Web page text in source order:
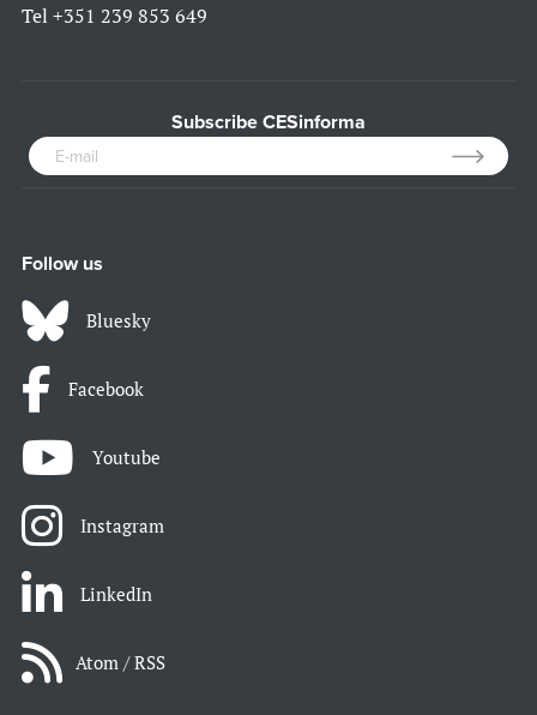
Tel +351 239 853 649
Subscribe CESinforma
Follow us
Bluesky
Facebook
Youtube
Instagram
LinkedIn
Atom / RSS